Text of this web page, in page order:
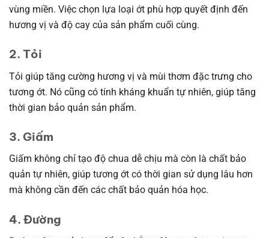
vùng miền. Việc chọn lựa loại ớt phù hợp quyết định đến
hương vị và độ cay của sản phẩm cuối cùng.
2. Tỏi
Tỏi giúp tăng cường hương vị và mùi thơm đặc trưng cho
tương ớt. Nó cũng có tính kháng khuẩn tự nhiên, giúp tăng
thời gian bảo quản sản phẩm.
3. Giấm
Giấm không chỉ tạo độ chua dễ chịu mà còn là chất bảo
quản tự nhiên, giúp tương ớt có thời gian sử dụng lâu hơn
mà không cần đến các chất bảo quản hóa học.
4. Đường